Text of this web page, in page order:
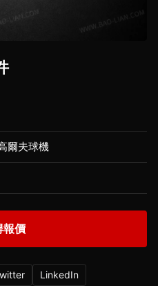
爾夫球機
報價
LinkedIn